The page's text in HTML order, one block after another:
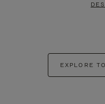
EXPLORE